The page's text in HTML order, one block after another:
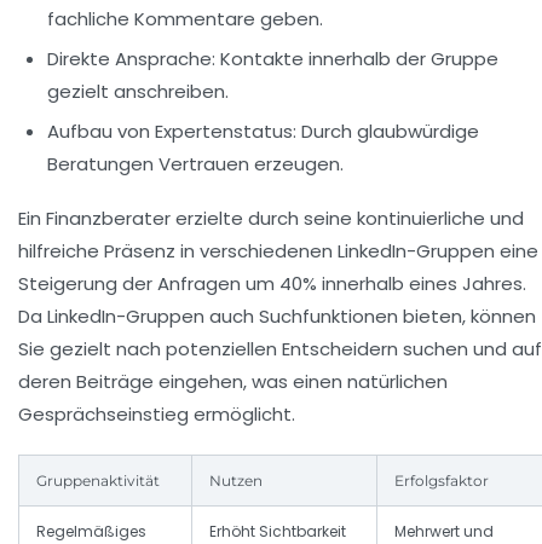
fachliche Kommentare geben.
Direkte Ansprache: Kontakte innerhalb der Gruppe
gezielt anschreiben.
Aufbau von Expertenstatus: Durch glaubwürdige
Beratungen Vertrauen erzeugen.
Ein Finanzberater erzielte durch seine kontinuierliche und
hilfreiche Präsenz in verschiedenen LinkedIn-Gruppen eine
Steigerung der Anfragen um 40% innerhalb eines Jahres.
Da LinkedIn-Gruppen auch Suchfunktionen bieten, können
Sie gezielt nach potenziellen Entscheidern suchen und auf
deren Beiträge eingehen, was einen natürlichen
Gesprächseinstieg ermöglicht.
Gruppenaktivität Nutzen Erfolgsfaktor
Regelmäßiges
Erhöht Sichtbarkeit
Mehrwert und